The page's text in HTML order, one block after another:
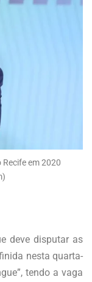
em 2020
deve disputar as
nesta quarta-
tendo a vaga